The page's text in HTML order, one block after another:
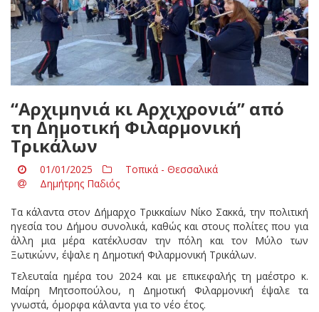
“Αρχιμηνιά κι Αρχιχρονιά” από
τη Δημοτική Φιλαρμονική
Τρικάλων
01/01/2025
Τοπικά - Θεσσαλικά
Δημήτρης Παδιός
Τα κάλαντα στον Δήμαρχο Τρικκαίων Νίκο Σακκά, την πολιτική
ηγεσία του Δήμου συνολικά, καθώς και στους πολίτες που για
άλλη μια μέρα κατέκλυσαν την πόλη και τον Μύλο των
Ξωτικώνν, έψαλε η Δημοτική Φιλαρμονική Τρικάλων.
Τελευταία ημέρα του 2024 και με επικεφαλής τη μαέστρο κ.
Μαίρη Μητσοπούλου, η Δημοτική Φιλαρμονική έψαλε τα
γνωστά, όμορφα κάλαντα για το νέο έτος.